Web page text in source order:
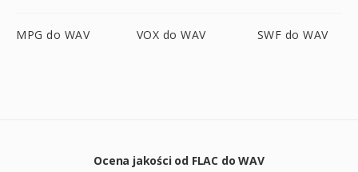
MPG do WAV VOX do WAV SWF do WAV
Ocena jakości od FLAC do WAV